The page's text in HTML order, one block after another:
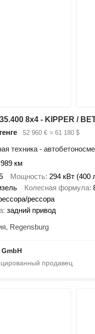
52 960 € ≈ 61 180 $
техника -
км
Мощность 294 кВт (400
Колесная формула
рессора
задний привод
Regensburg